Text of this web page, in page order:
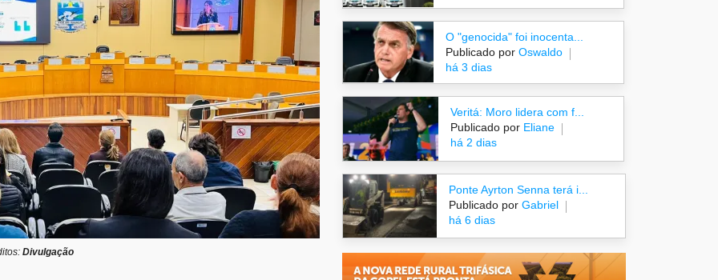
Divulgação
O "genocida" foi inocenta...
Publicado por Oswaldo
há 3 dias
Veritá: Moro lidera com f...
Publicado porEliane
há 2 dias
Ponte Ayrton Senna terá i...
Publicado por Gabriel
há 6 dias